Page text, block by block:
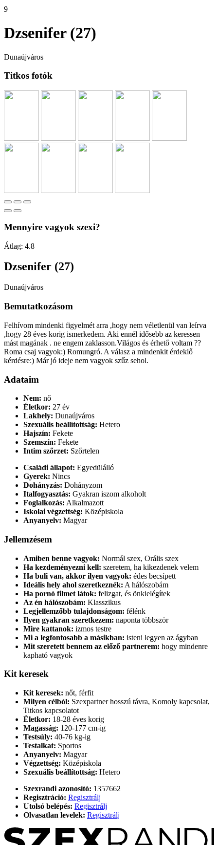
9
Dzsenifer (27)
Dunaújváros
Titkos fotók
Mennyire vagyok szexi?
Átlag: 4.8
Dzsenifer (27)
Dunaújváros
Bemutatkozásom
Felhívom mindenki figyelmét arra ,hogy nem véletlenül van leírva
,hogy 28 éves korig ismerkedem. Aki ennél idősebb az keressen
mást magának . ne engem zaklasson.Világos és érhető voltam ??
Roma csaj vagyok:) Romungró. A válasz a mindenkit érdeklő
kérdésre:) Már jó ideje nem vagyok szűz sehol.
Adataim
Nem: nő
Életkor: 27 év
Lakhely: Dunaújváros
Szexuális beállítottság: Hetero
Hajszín: Fekete
Szemszín: Fekete
Intim szőrzet: Szőrtelen
Családi állapot: Egyedülálló
Gyerek: Nincs
Dohányzás: Dohányzom
Italfogyasztás: Gyakran iszom alkoholt
Foglalkozás: Alkalmazott
Iskolai végzettség: Középiskola
Anyanyelv: Magyar
Jellemzésem
Amiben benne vagyok: Normál szex, Orális szex
Ha kezdeményezni kell: szeretem, ha kikezdenek velem
Ha buli van, akkor ilyen vagyok: édes becsípett
Ideális hely ahol szeretkeznék: A hálószobám
Ha pornó filmet látok: felizgat, és önkielégítek
Az én hálószobám: Klasszikus
Legjellemzőbb tulajdonságom: félénk
Ilyen gyakran szeretkezem: naponta többször
Mire kattanok: izmos testre
Mi a legfontosabb a másikban: isteni legyen az ágyban
Mit szeretett bennem az előző partnerem: hogy mindenre
kapható vagyok
Kit keresek
Kit keresek: nőt, férfit
Milyen célból: Szexpartner hosszú távra, Komoly kapcsolat,
Titkos kapcsolatot
Életkor: 18-28 éves korig
Magasság: 120-177 cm-ig
Testsúly: 40-76 kg-ig
Testalkat: Sportos
Anyanyelv: Magyar
Végzettség: Középiskola
Szexuális beállítottság: Hetero
Szexrandi azonosító: 1357662
Regisztráció: Regisztrálj
Utolsó belépés: Regisztrálj
Olvasatlan levelek: Regisztrálj